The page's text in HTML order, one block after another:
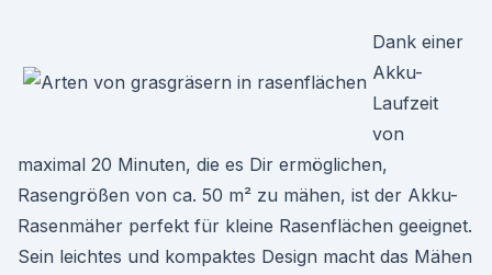
Dank einer
Akku-
Laufzeit
von
maximal 20 Minuten, die es Dir ermöglichen,
Rasengrößen von ca. 50 m² zu mähen, ist der Akku-
Rasenmäher perfekt für kleine Rasenflächen geeignet.
Sein leichtes und kompaktes Design macht das Mähen